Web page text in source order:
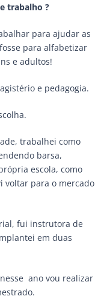
trabalho ?
para ajudar as
para alfabetizar
e adultos!
e pedagogia.
trabalhei como
barsa,
escola, como
voltar para o mercado
fui instrutora de
em duas
ano vou realizar